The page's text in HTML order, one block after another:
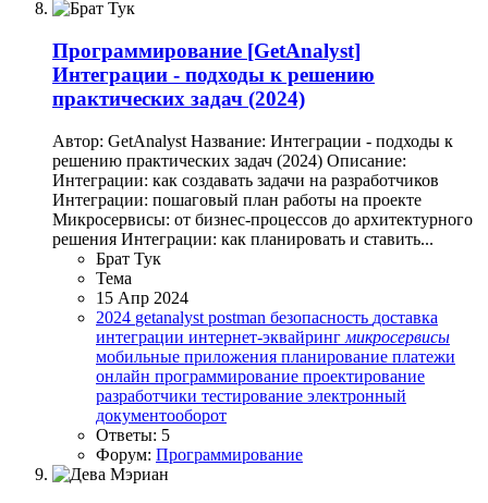
Программирование [GetAnalyst]
Интеграции - подходы к решению
практических задач (2024)
Автор: GetAnalyst Название: Интеграции - подходы к
решению практических задач (2024) Описание:
Интеграции: как создавать задачи на разработчиков
Интеграции: пошаговый план работы на проекте
Микросервисы: от бизнес-процессов до архитектурного
решения Интеграции: как планировать и ставить...
Брат Тук
Тема
15 Апр 2024
2024 getanalyst postman безопасность доставка
интеграции интернет-эквайринг микросервисы
мобильные приложения планирование платежи
онлайн программирование проектирование
разработчики тестирование электронный
документооборот
Ответы: 5
Форум: Программирование